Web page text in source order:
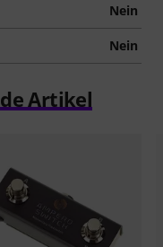
Nein
Nein
Artikel